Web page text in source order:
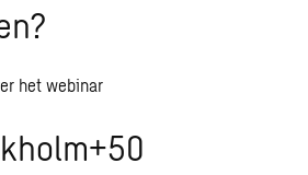
het webinar